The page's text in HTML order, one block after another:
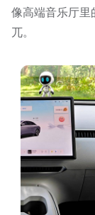
像高端音乐厅里
兀。